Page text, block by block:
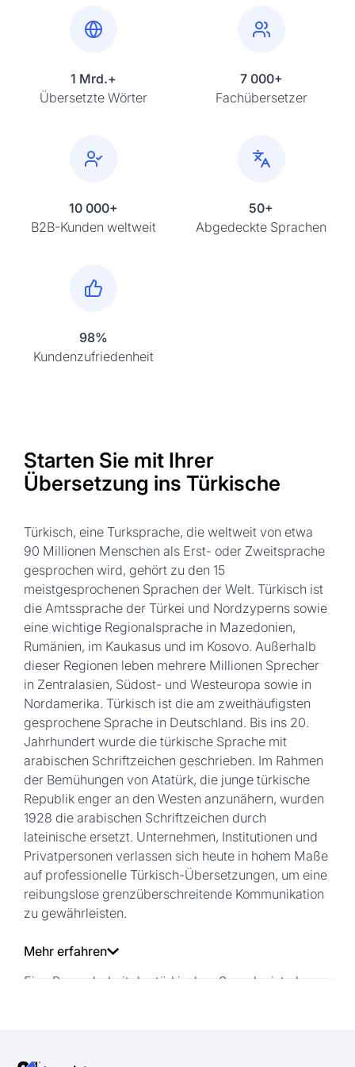
1 Mrd.+
Übersetzte Wörter
7 000+
Fachübersetzer
10 000+
B2B-Kunden weltweit
50+
Abgedeckte Sprachen
98%
Kundenzufriedenheit
Starten Sie mit Ihrer
Übersetzung ins Türkische
Türkisch, eine Turksprache, die weltweit von etwa
90 Millionen Menschen als Erst- oder Zweitsprache
gesprochen wird, gehört zu den 15
meistgesprochenen Sprachen der Welt. Türkisch ist
die Amtssprache der Türkei und Nordzyperns sowie
eine wichtige Regionalsprache in Mazedonien,
Rumänien, im Kaukasus und im Kosovo. Außerhalb
dieser Regionen leben mehrere Millionen Sprecher
in Zentralasien, Südost- und Westeuropa sowie in
Nordamerika. Türkisch ist die am zweithäufigsten
gesprochene Sprache in Deutschland. Bis ins 20.
Jahrhundert wurde die türkische Sprache mit
arabischen Schriftzeichen geschrieben. Im Rahmen
der Bemühungen von Atatürk, die junge türkische
Republik enger an den Westen anzunähern, wurden
1928 die arabischen Schriftzeichen durch
lateinische ersetzt. Unternehmen, Institutionen und
Privatpersonen verlassen sich heute in hohem Maße
auf professionelle Türkisch-Übersetzungen, um eine
reibungslose grenzüberschreitende Kommunikation
zu gewährleisten.
Mehr erfahren
Eine Besonderheit der türkischen Sprache ist, dass
Sprachen ist die Verwendung von Affixen, die an